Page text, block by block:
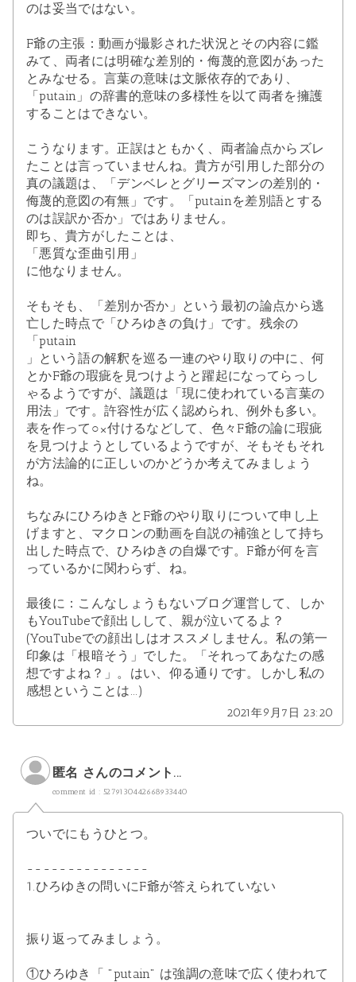
のは妥当ではない。
F爺の主張：動画が撮影された状況とその内容に鑑
みて、両者には明確な差別的・侮蔑的意図があった
とみなせる。言葉の意味は文脈依存的であり、
「putain」の辞書的意味の多様性を以て両者を擁護
することはできない。
こうなります。正誤はともかく、両者論点からズレ
たことは言っていませんね。貴方が引用した部分の
真の議題は、「デンベレとグリーズマンの差別的・
侮蔑的意図の有無」です。「putainを差別語とする
のは誤訳か否か」ではありません。
即ち、貴方がしたことは、
「悪質な歪曲引用」
に他なりません。
そもそも、「差別か否か」という最初の論点から逃
亡した時点で「ひろゆきの負け」です。残余の
「putain
」という語の解釈を巡る一連のやり取りの中に、何
とかF爺の瑕疵を見つけようと躍起になってらっし
ゃるようですが、議題は「現に使われている言葉の
用法」です。許容性が広く認められ、例外も多い。
表を作って○×付けるなどして、色々F爺の論に瑕疵
を見つけようとしているようですが、そもそもそれ
が方法論的に正しいのかどうか考えてみましょう
ね。
ちなみにひろゆきとF爺のやり取りについて申し上
げますと、マクロンの動画を自説の補強として持ち
出した時点で、ひろゆきの自爆です。F爺が何を言
っているかに関わらず、ね。
最後に：こんなしょうもないブログ運営して、しか
もYouTubeで顔出しして、親が泣いてるよ？
(YouTubeでの顔出しはオススメしません。私の第一
印象は「根暗そう」でした。「それってあなたの感
想ですよね？」。はい、仰る通りです。しかし私の
感想ということは...)
2021年9月7日 23:20
匿名 さんのコメント...
comment id : 5279130442668933440
ついでにもうひとつ。
---------------
1.ひろゆきの問いにF爺が答えられていない
振り返ってみましょう。
①ひろゆき「 "putain" は強調の意味で広く使われて